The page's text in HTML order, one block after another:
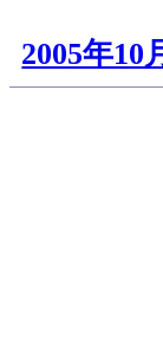
2005年